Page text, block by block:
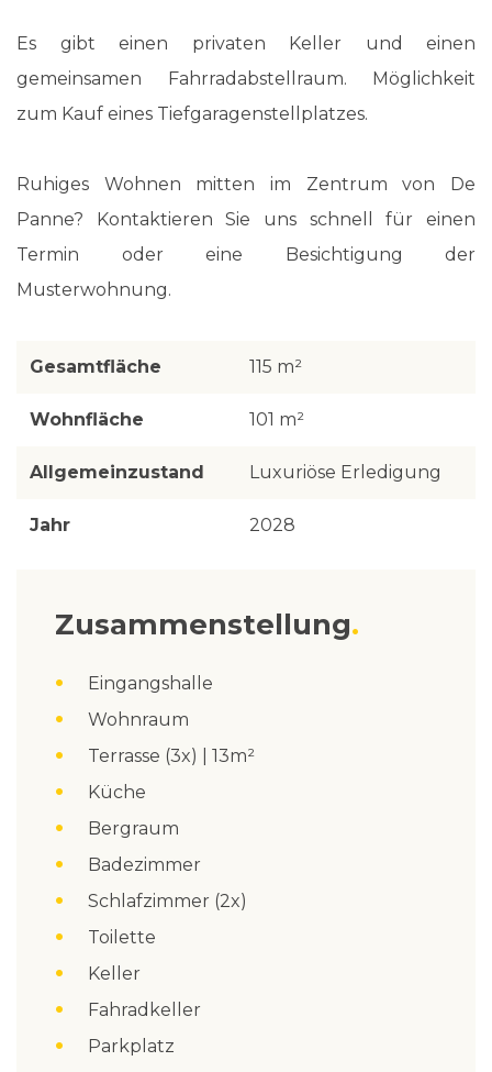
Es gibt einen privaten Keller und einen
gemeinsamen Fahrradabstellraum. Möglichkeit
zum Kauf eines Tiefgaragenstellplatzes.
Ruhiges Wohnen mitten im Zentrum von De
Panne? Kontaktieren Sie uns schnell für einen
Termin oder eine Besichtigung der
Musterwohnung.
Gesamtfläche 115 m²
Wohnfläche 101 m²
Allgemeinzustand Luxuriöse Erledigung
Jahr 2028
Zusammenstellung
Eingangshalle
Wohnraum
Terrasse (3x) | 13m²
Küche
Bergraum
Badezimmer
Schlafzimmer (2x)
Toilette
Keller
Fahradkeller
Parkplatz